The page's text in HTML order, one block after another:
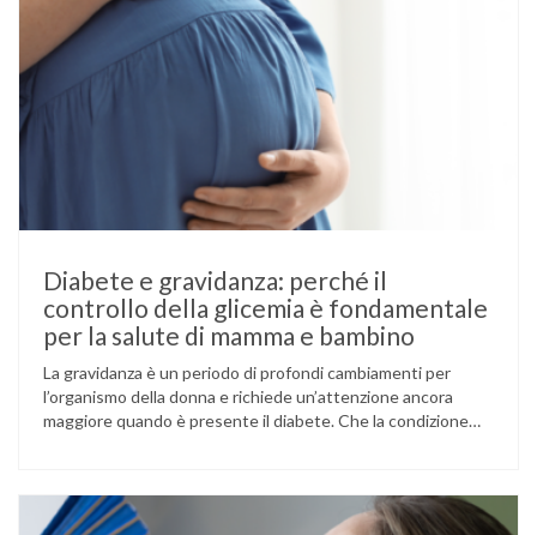
Diabete e gravidanza: perché il
controllo della glicemia è fondamentale
per la salute di mamma e bambino
La gravidanza è un periodo di profondi cambiamenti per
l’organismo della donna e richiede un’attenzione ancora
maggiore quando è presente il diabete. Che la condizione
volta durante la gestazione (diabete gestazionale),
mantenere …